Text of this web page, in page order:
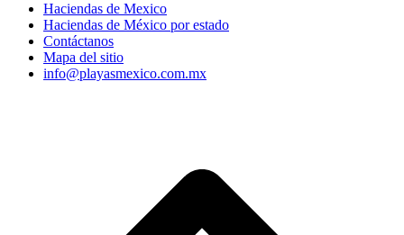
Haciendas de Mexico
Haciendas de México por estado
Contáctanos
Mapa del sitio
info@playasmexico.com.mx